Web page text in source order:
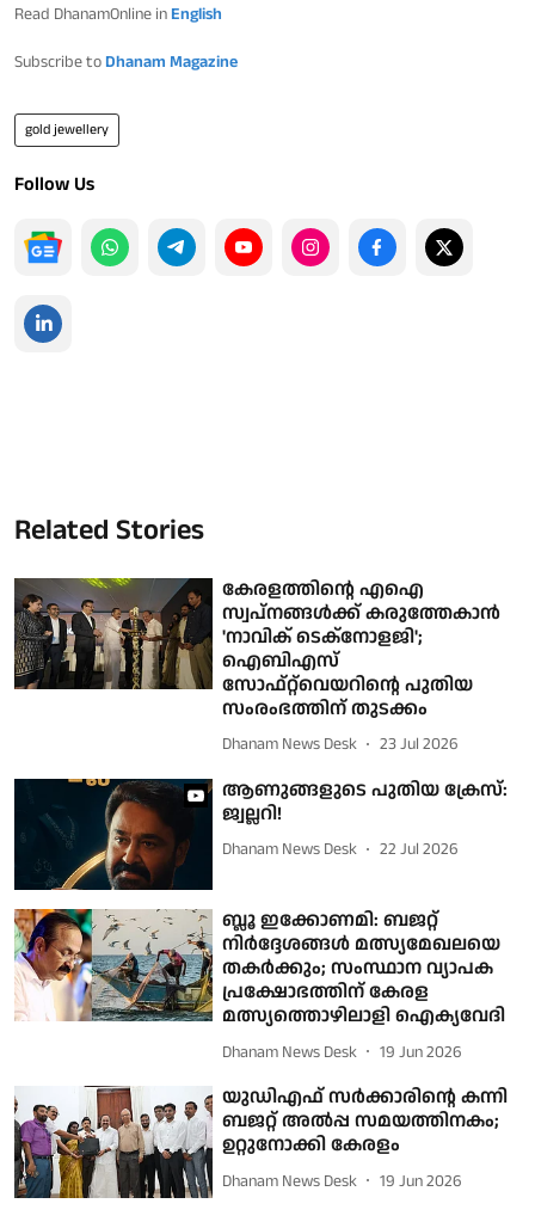
Read DhanamOnline in English
Subscribe to Dhanam Magazine
gold jewellery
Follow Us
Related Stories
കേരളത്തിന്റെ എഐ
സ്വപ്നങ്ങൾക്ക് കരുത്തേകാൻ
'നാവിക് ടെക്നോളജി';
ഐബിഎസ്
സോഫ്റ്റ്‌വെയറിന്റെ പുതിയ
സംരംഭത്തിന് തുടക്കം
Dhanam News Desk 23 Jul 2026
ആണുങ്ങളുടെ പുതിയ ക്രേസ്:
ജ്വല്ലറി!
Dhanam News Desk 22 Jul 2026
ബ്ലൂ ഇക്കോണമി: ബജറ്റ്
നിർദ്ദേശങ്ങൾ മത്സ്യമേഖലയെ
തകർക്കും; സംസ്ഥാന വ്യാപക
പ്രക്ഷോഭത്തിന് കേരള
മത്സ്യത്തൊഴിലാളി ഐക്യവേദി
Dhanam News Desk 19 Jun 2026
യുഡിഎഫ് സർക്കാരിന്റെ കന്നി
ബജറ്റ് അല്‍പ്പ സമയത്തിനകം;
ഉറ്റുനോക്കി കേരളം
Dhanam News Desk 19 Jun 2026